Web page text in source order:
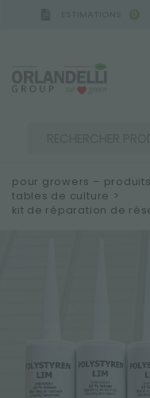
0
pour growers –
tables de culture >
kit de réparation de